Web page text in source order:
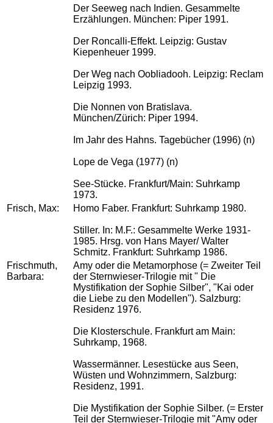
Der Seeweg nach Indien. Gesammelte
Erzählungen. München: Piper 1991.
Der Roncalli-Effekt. Leipzig: Gustav
Kiepenheuer 1999.
Der Weg nach Oobliadooh. Leipzig: Reclam
Leipzig 1993.
Die Nonnen von Bratislava.
München/Zürich: Piper 1994.
Im Jahr des Hahns. Tagebücher (1996) (n)
Lope de Vega (1977) (n)
See-Stücke. Frankfurt/Main: Suhrkamp
1973.
Frisch, Max:
Homo Faber. Frankfurt: Suhrkamp 1980.
Stiller. In: M.F.: Gesammelte Werke 1931-
1985. Hrsg. von Hans Mayer/ Walter
Schmitz. Frankfurt: Suhrkamp 1986.
Frischmuth,
Barbara:
Amy oder die Metamorphose (= Zweiter Teil
der Sternwieser-Trilogie mit " Die
Mystifikation der Sophie Silber", "Kai oder
die Liebe zu den Modellen"). Salzburg:
Residenz 1976.
Die Klosterschule. Frankfurt am Main:
Suhrkamp, 1968.
Wassermänner. Lesestücke aus Seen,
Wüsten und Wohnzimmern, Salzburg:
Residenz, 1991.
Die Mystifikation der Sophie Silber. (= Erster
Teil der Sternwieser-Trilogie mit "Amy oder